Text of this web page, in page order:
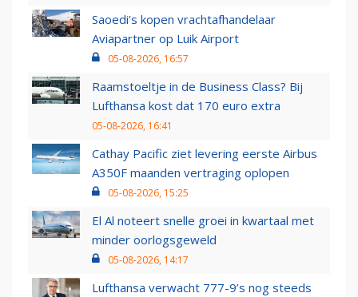
Saoedi’s kopen vrachtafhandelaar
Aviapartner op Luik Airport
05-08-2026, 16:57
Raamstoeltje in de Business Class? Bij
Lufthansa kost dat 170 euro extra
05-08-2026, 16:41
Cathay Pacific ziet levering eerste Airbus
A350F maanden vertraging oplopen
05-08-2026, 15:25
El Al noteert snelle groei in kwartaal met
minder oorlogsgeweld
05-08-2026, 14:17
Lufthansa verwacht 777-9’s nog steeds